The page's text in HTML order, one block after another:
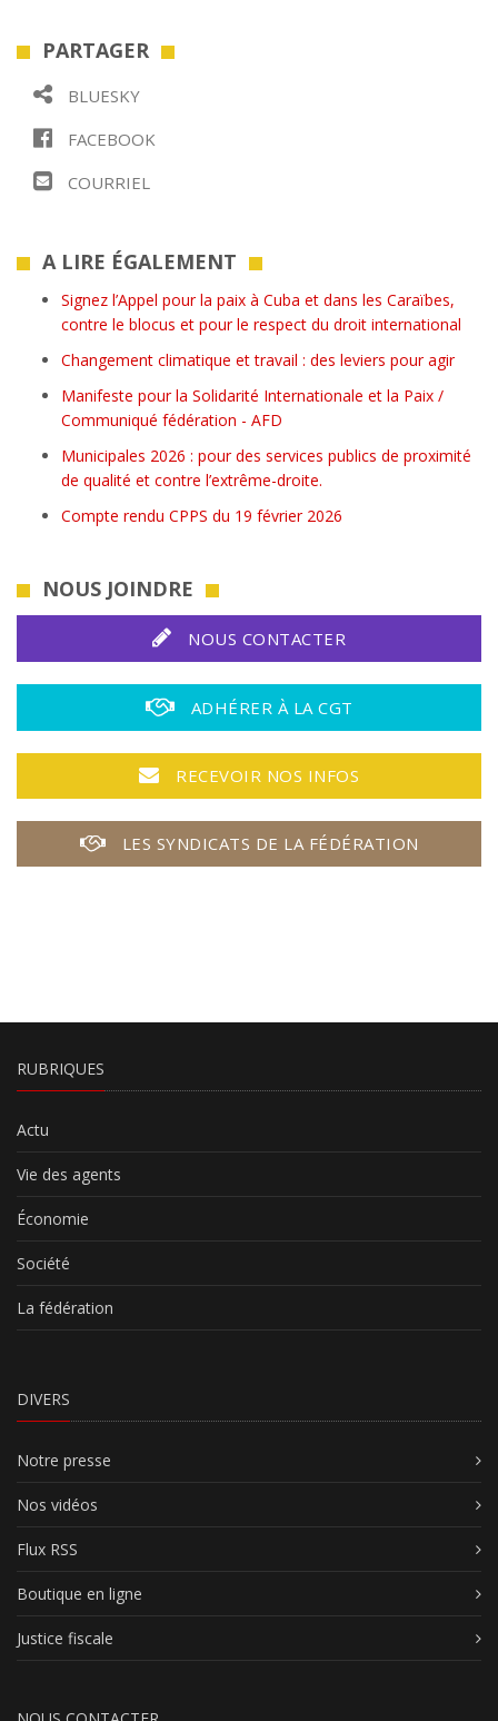
PARTAGER
BLUESKY
FACEBOOK
COURRIEL
A LIRE ÉGALEMENT
Signez l’Appel pour la paix à Cuba et dans les Caraïbes,
contre le blocus et pour le respect du droit international
Changement climatique et travail : des leviers pour agir
Manifeste pour la Solidarité Internationale et la Paix /
Communiqué fédération - AFD
Municipales 2026 : pour des services publics de proximité
de qualité et contre l’extrême-droite.
Compte rendu CPPS du 19 février 2026
NOUS JOINDRE
NOUS CONTACTER
ADHÉRER À LA CGT
RECEVOIR NOS INFOS
LES SYNDICATS DE LA FÉDÉRATION
RUBRIQUES
Actu
Vie des agents
Économie
Société
La fédération
DIVERS
Notre presse
Nos vidéos
Flux RSS
Boutique en ligne
Justice fiscale